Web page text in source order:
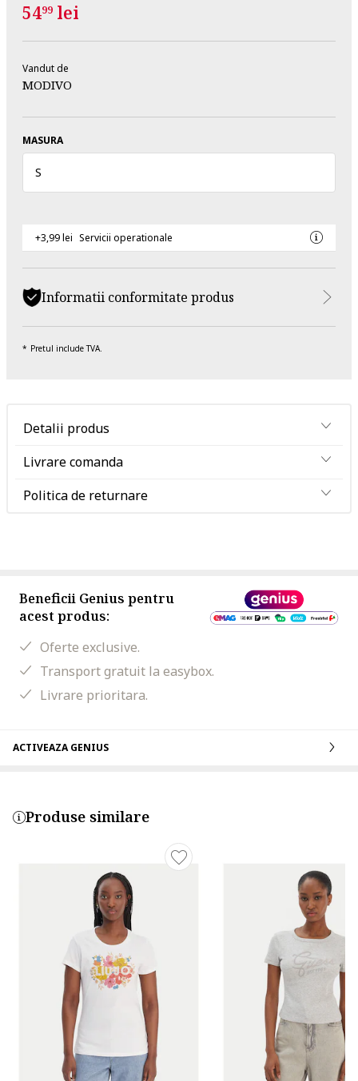
5499 lei
Vandut de
MODIVO
MASURA
S
+3,99 lei Servicii operationale
Informatii conformitate produs
Pretul include TVA.
Detalii produs
Livrare comanda
Politica de returnare
Beneficii Genius pentru
acest produs:
Oferte exclusive.
Transport gratuit la easybox.
Livrare prioritara.
ACTIVEAZA GENIUS
Produse similare